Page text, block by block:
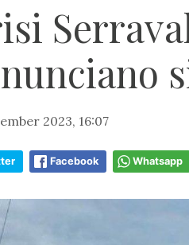
2023, 16:07
Facebook Whatsapp